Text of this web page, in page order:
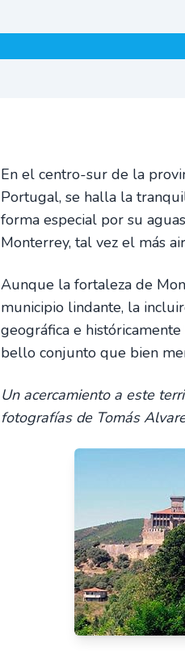
En el centro-sur de la
Portugal, se halla la
forma especial por su
Monterrey, tal vez el más
Aunque la fortaleza de
municipio lindante, la
geográfica e
bello conjunto que bien
Un acercamiento a este
fotografías de Tomás